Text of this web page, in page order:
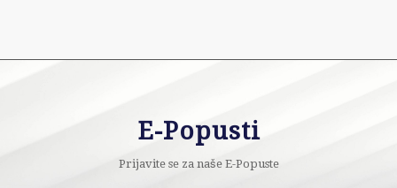
E-Popusti
Prijavite se za naše E-Popuste